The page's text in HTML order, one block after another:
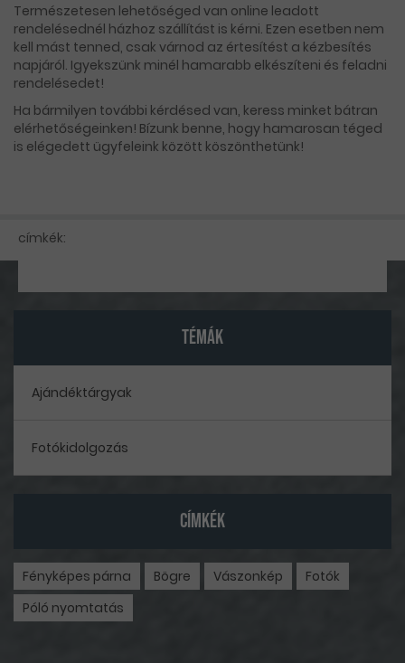
Természetesen lehetőséged van online leadott
rendelésednél házhoz szállítást is kérni. Ezen esetben nem
kell mást tenned, csak várnod az értesítést a kézbesítés
napjáról. Igyekszünk minél hamarabb elkészíteni és feladni
rendelésedet!
Ha bármilyen további kérdésed van, keress minket bátran
elérhetőségeinken! Bízunk benne, hogy hamarosan téged
is elégedett ügyfeleink között köszönthetünk!
címkék:
TÉMÁK
Ajándéktárgyak
Fotókidolgozás
CÍMKÉK
Fényképes párna Bögre Vászonkép
Fotók
Póló nyomtatás